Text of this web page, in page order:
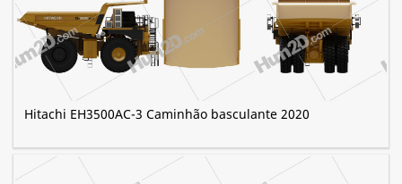
Hitachi EH3500AC-3 Caminhão basculante 2020